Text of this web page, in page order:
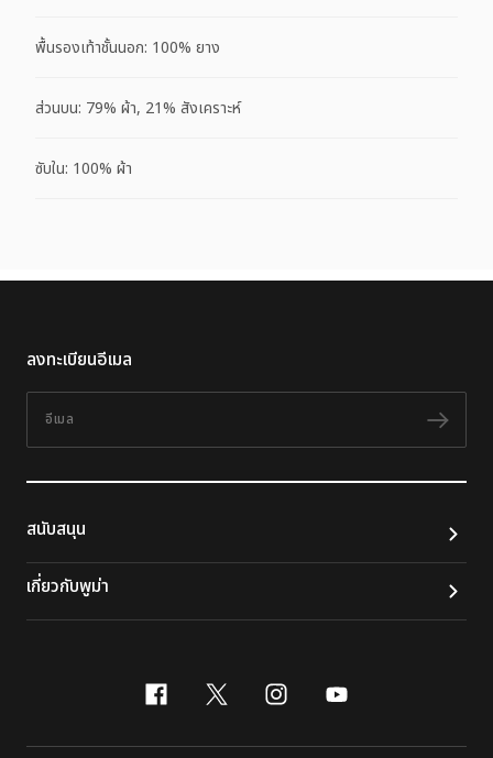
พื้นรองเท้าชั้นนอก: 100% ยาง
ส่วนบน: 79% ผ้า, 21% สังเคราะห์
ซับใน: 100% ผ้า
ลงทะเบียนอีเมล
ติดต
สนับสนุน
เกี่ยวกับพูม่า
facebook
x-twitter
instagram
youtube